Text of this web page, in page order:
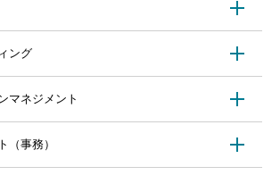
ング
マネジメント
（事務）